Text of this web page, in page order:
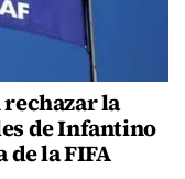
rechazar la
de Infantino
la FIFA